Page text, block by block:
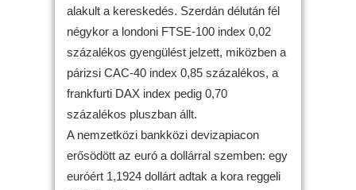
alakult a kereskedés. Szerdán délután fél
négykor a londoni FTSE-100 index 0,02
százalékos gyengülést jelzett, miközben a
párizsi CAC-40 index 0,85 százalékos, a
frankfurti DAX index pedig 0,70
százalékos pluszban állt.
A nemzetközi bankközi devizapiacon
erősödött az euró a dollárral szemben: egy
euróért 1,1924 dollárt adtak a kora reggeli